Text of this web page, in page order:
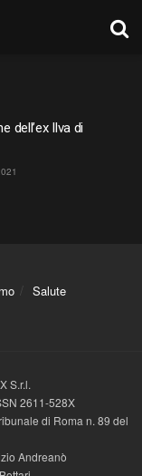
dell’ex Ilva di
Salute
S.r.l.
2611-528X
di Roma n. 89 del
Andreanò